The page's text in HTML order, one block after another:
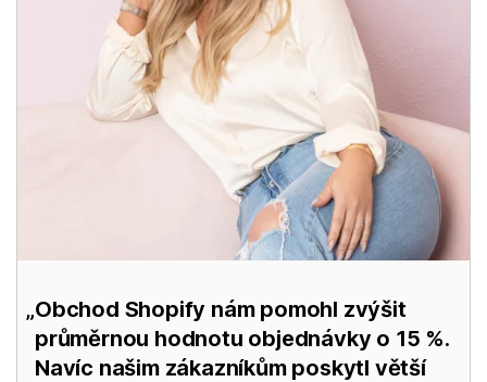
Obchod Shopify nám pomohl zvýšit
průměrnou hodnotu objednávky o 15 %.
Navíc našim zákazníkům poskytl větší